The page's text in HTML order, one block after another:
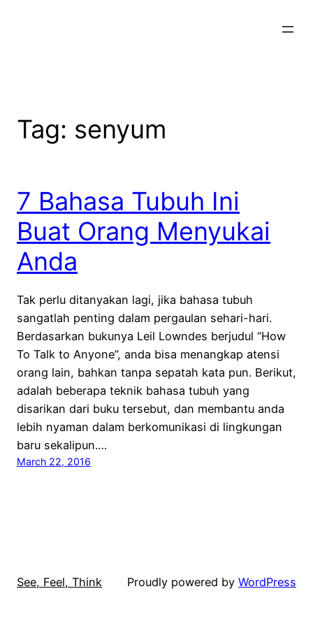
Tag: senyum
7 Bahasa Tubuh Ini
Buat Orang Menyukai
Anda
Tak perlu ditanyakan lagi, jika bahasa tubuh
sangatlah penting dalam pergaulan sehari-hari.
Berdasarkan bukunya Leil Lowndes berjudul “How
To Talk to Anyone”, anda bisa menangkap atensi
orang lain, bahkan tanpa sepatah kata pun. Berikut,
adalah beberapa teknik bahasa tubuh yang
disarikan dari buku tersebut, dan membantu anda
lebih nyaman dalam berkomunikasi di lingkungan
baru sekalipun.…
March 22, 2016
See, Feel, Think Proudly powered by WordPress